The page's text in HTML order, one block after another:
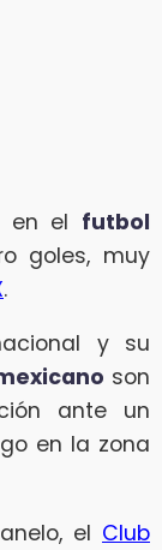
en el futbol
goles, muy
.
y su
son
ante un
en la zona
el Club